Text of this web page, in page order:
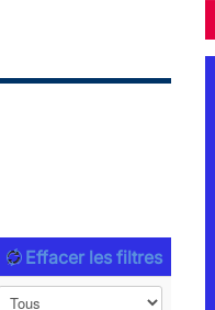
Effacer les filtres